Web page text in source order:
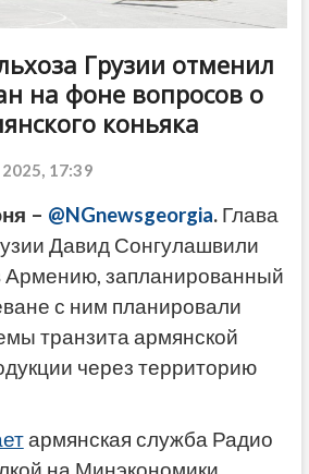
Грузии отменил
на фоне вопросов о
коньяка
17:39
– @NGnewsgeorgia.Глава
Давид Сонгулашвили
Армению, запланированный
с ним планировали
транзита армянской
через территорию
армянская служба Радио